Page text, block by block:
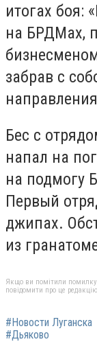
итогах боя:
на БРДМах,
забрав с
Бес с
напал на
на подмогу
Первый
джипах.
из
Якщо ви помітили помилку,
повідомити про це редакцію
#Новости Луганска
#Дьяково